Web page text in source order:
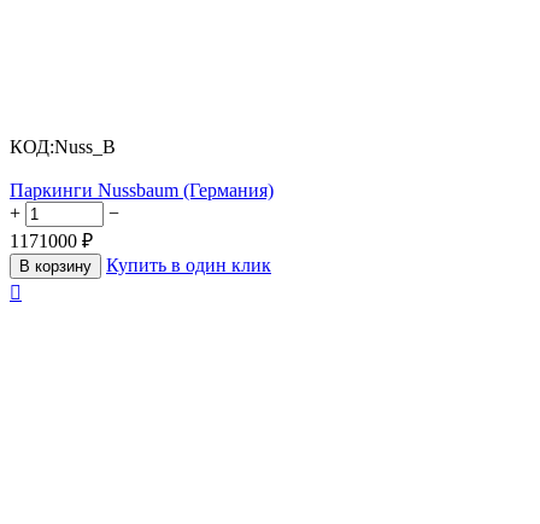
КОД:Nuss_B
Паркинги Nussbaum (Германия)
+
−
1171000 ₽
В корзину
Купить в один клик
